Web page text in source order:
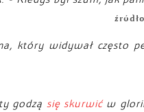
który widywał
godzą się skurwićw glorii